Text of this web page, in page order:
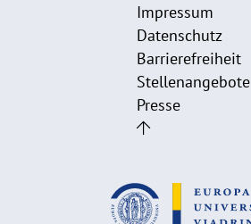
Impressum
Datenschutz
Barrierefreiheit
Stellenangebote
Presse